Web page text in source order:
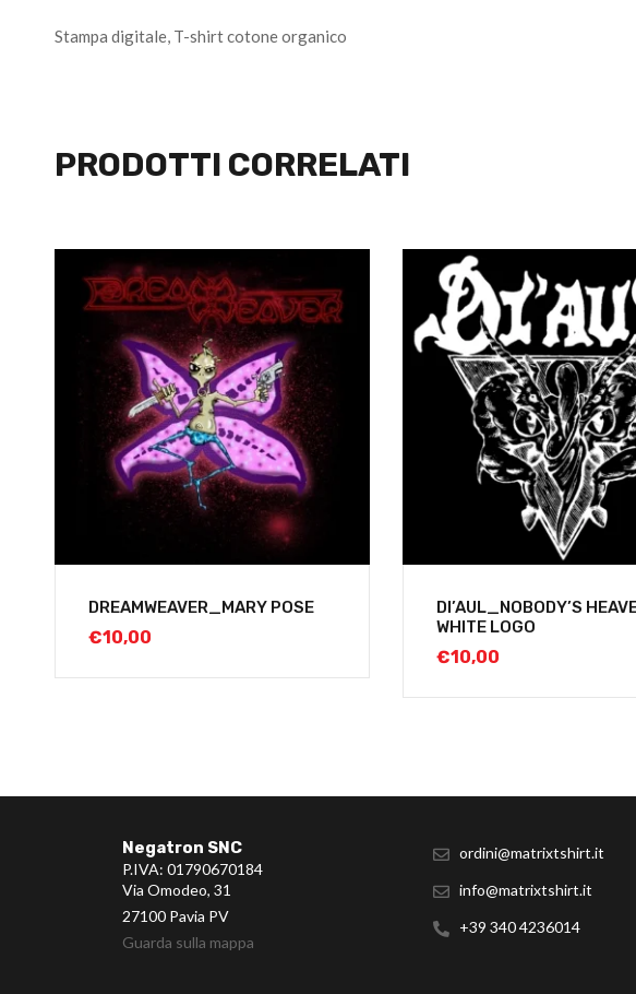
Stampa digitale, T-shirt cotone organico
PRODOTTI CORRELATI
DREAMWEAVER_MARY POSE
€10,00
DI’AUL_NOBODY’S
WHITE LOGO
€10,00
Negatron SNC
P.IVA: 01790670184
Via Omodeo, 31
27100 Pavia PV
Guarda sulla mappa
ordini@matrixtshirt.it
info@matrixtshirt.it
+39 340 4236014